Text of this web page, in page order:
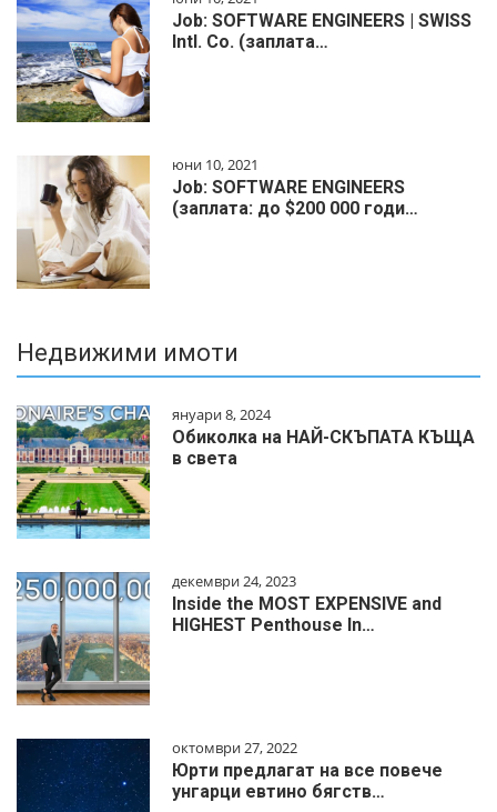
Job: SOFTWARE ENGINEERS | SWISS
Intl. Co. (заплата…
юни 10, 2021
Job: SOFTWARE ENGINEERS
(заплата: до $200 000 годи…
Недвижими имоти
януари 8, 2024
Обиколка на НАЙ-СКЪПАТА КЪЩА
в света
декември 24, 2023
Inside the MOST EXPENSIVE and
HIGHEST Penthouse In…
октомври 27, 2022
Юрти предлагат на все повече
унгарци евтино бягств…